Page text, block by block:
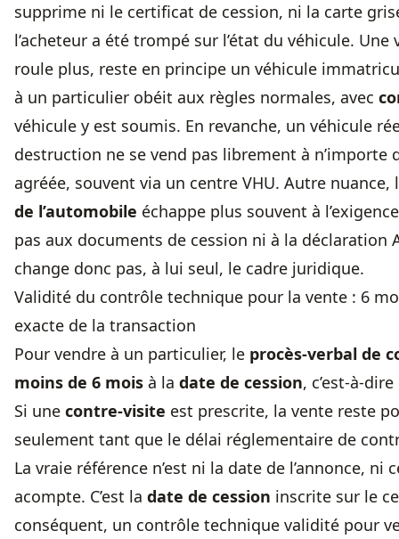
supprime ni le certificat de cession, ni la carte
l’acheteur a été trompé sur l’état du véhicule.
roule plus, reste en principe un véhicule
à un particulier obéit aux règles normales, avec
véhicule y est soumis. En revanche, un véhicule
destruction ne se vend pas librement à
agréée, souvent via un centre VHU. Autre
de l’automobile échappe plus souvent à
pas aux documents de cession ni à la déclaration
change donc pas, à lui seul, le cadre juridique.
Validité du contrôle technique pour la vente : 6
exacte de la transaction
Pour vendre à un particulier, le procès-verbal de
moins de 6 mois à la date de cession, c’est-à-
Si une contre-visite est prescrite, la vente reste
seulement tant que le délai réglementaire de
La vraie référence n’est ni la date de l’annonce, ni
acompte. C’est la date de cession inscrite sur le
conséquent, un contrôle technique validité pour